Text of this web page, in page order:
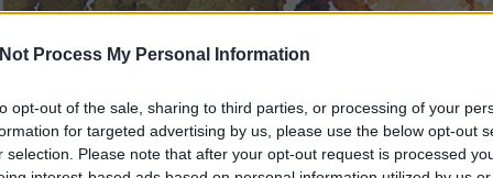
Process My Personal Information
opt-out of the sale, sharing to third parties, or processing of your
for targeted advertising by us, please use the below opt-out
selection. Please note that after your opt-out request is processed
még nem Amerika